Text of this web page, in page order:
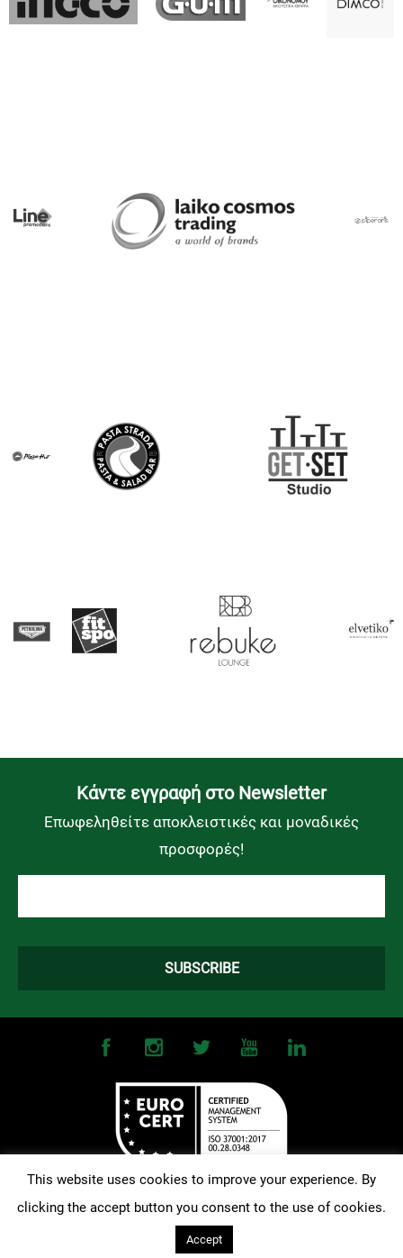
Kάντε εγγραφή στο Newsletter
Επωφεληθείτε αποκλειστικές και μοναδικές
προσφορές!
©2026OMONOIA FC. All Rights Reserved | Terms and Conditions|
This website uses cookies to improve your experience. By
clicking the accept button you consent to the use of cookies.
Accept